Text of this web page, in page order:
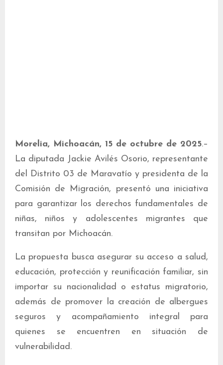
Morelia, Michoacán, 15 de octubre de 2025.–
La diputada Jackie Avilés Osorio, representante
del Distrito 03 de Maravatío y presidenta de la
Comisión de Migración, presentó una iniciativa
para garantizar los derechos fundamentales de
niñas, niños y adolescentes migrantes que
transitan por Michoacán.
La propuesta busca asegurar su acceso a salud,
educación, protección y reunificación familiar, sin
importar su nacionalidad o estatus migratorio,
además de promover la creación de albergues
seguros y acompañamiento integral para
quienes se encuentren en situación de
vulnerabilidad.